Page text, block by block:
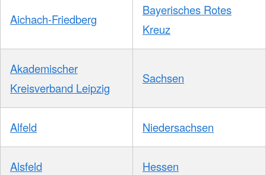
Aichach-Friedberg
Bayerisches Rotes
Kreuz
Akademischer
Kreisverband Leipzig
Sachsen
Alfeld Niedersachsen
Alsfeld Hessen